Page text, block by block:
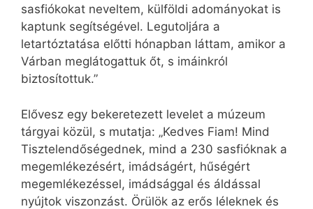
sasfiókokat neveltem, külföldi adományokat is
kaptunk segítségével. Legutoljára a
letartóztatása előtti hónapban láttam, amikor a
Várban meglátogattuk őt, s imáinkról
biztosítottuk.”
Elővesz egy bekeretezett levelet a múzeum
tárgyai közül, s mutatja: „Kedves Fiam! Mind
Tisztelendőségednek, mind a 230 sasfióknak a
megemlékezésért, imádságért, hűségért
megemlékezéssel, imádsággal és áldással
nyújtok viszonzást. Örülök az erős léleknek és